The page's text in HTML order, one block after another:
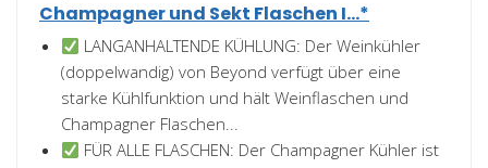
Champagner und Sekt Flaschen I...*
LANGANHALTENDE KÜHLUNG: Der Weinkühler
(doppelwandig) von Beyond verfügt über eine
starke Kühlfunktion und hält Weinflaschen und
Champagner Flaschen...
FÜR ALLE FLASCHEN: Der Champagner Kühler ist